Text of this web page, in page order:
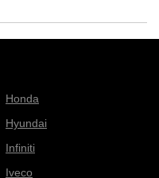
Honda
Hyundai
Infiniti
Iveco